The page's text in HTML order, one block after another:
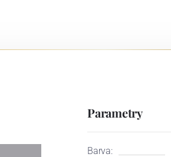
Parametry
Barva: